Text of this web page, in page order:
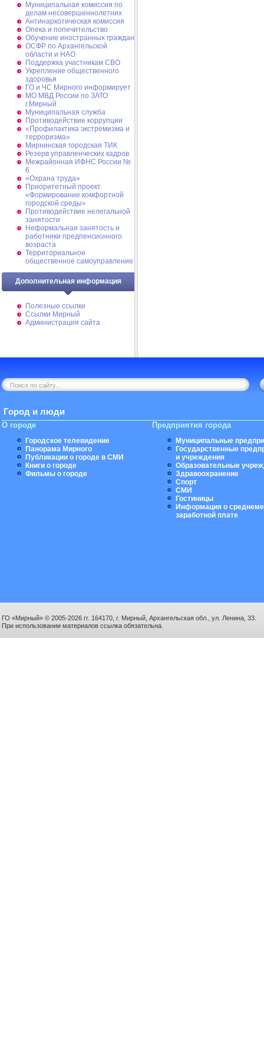
Муниципальная комиссия по
делам несовершеннолетних
Антинаркотическая комиссия
Опека и попечительство
Обучение иностранных граждан
ОСФР по Архангельской
области и НАО
Поддержка участникам СВО
Укрепление общественного
здоровья
ГО и ЧС Мирного информирует
МО МВД России по ЗАТО
г.Мирный
Муниципальная cлужба
Противодействие коррупции
«Профилактика экстремизма и
терроризма»
Мирнинская городская ТИК
Резерв управленческих кадров
Межрайонная ИФНС России №
6
«Охрана труда»
Приоритетный проект
«Формирование комфортной
городской среды»
Противодействие нелегальной
занятости
Неформальная занятость и
работники предпенсионного
возраста
Территориальное
общественное самоуправление
Дополнительная информация
Полезные ссылки
Ссылки Мирный
Администрация сайта
Город и люди
О городе
Городское телевидение
Панорама Мирного
Публикации о городе в СМИ
Книги о городе
Фильмы о городе
Предприятия города
Муниципальные
Государственные
и учреждения
Образовательные
Здравоохранение
Спорт
СМИ
Гостиницы
Информация о
заработной плате
ГО «Мирный» © 2005-2026 гг. 164170, г. Мирный, Архангельская обл., ул. Ленина, 33.
При использовании материалов ссылка обязательна.